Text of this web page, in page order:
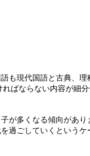
も現代国語と古典、
ばならない内容が細
が多くなる傾向があ
ごしていくというケ